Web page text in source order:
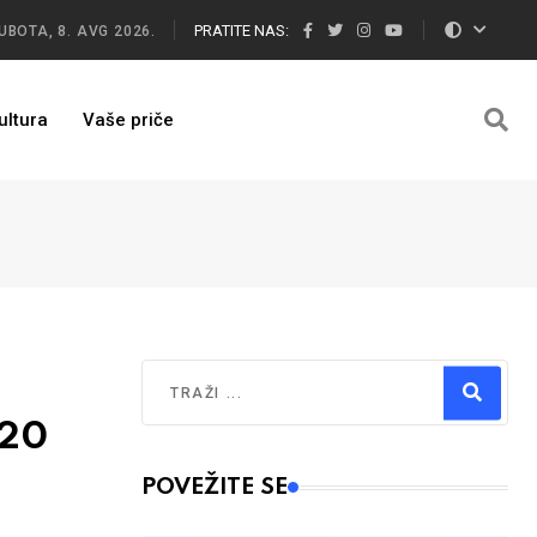
8. AVG 2026. PRATITE NAS:
Vaše priče
Type 2 or more characters for results.
POVEŽITE SE